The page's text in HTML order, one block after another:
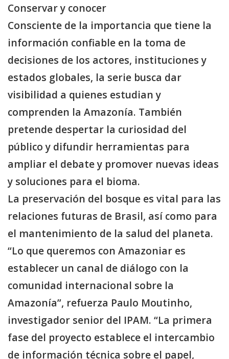
Conservar y conocer
Consciente de la importancia que tiene la
información confiable en la toma de
decisiones de los actores, instituciones y
estados globales, la serie busca dar
visibilidad a quienes estudian y
comprenden la Amazonía. También
pretende despertar la curiosidad del
público y difundir herramientas para
ampliar el debate y promover nuevas ideas
y soluciones para el bioma.
La preservación del bosque es vital para las
relaciones futuras de Brasil, así como para
el mantenimiento de la salud del planeta.
“Lo que queremos con Amazoniar es
establecer un canal de diálogo con la
comunidad internacional sobre la
Amazonía”, refuerza Paulo Moutinho,
investigador senior del IPAM. “La primera
fase del proyecto establece el intercambio
de información técnica sobre el papel,